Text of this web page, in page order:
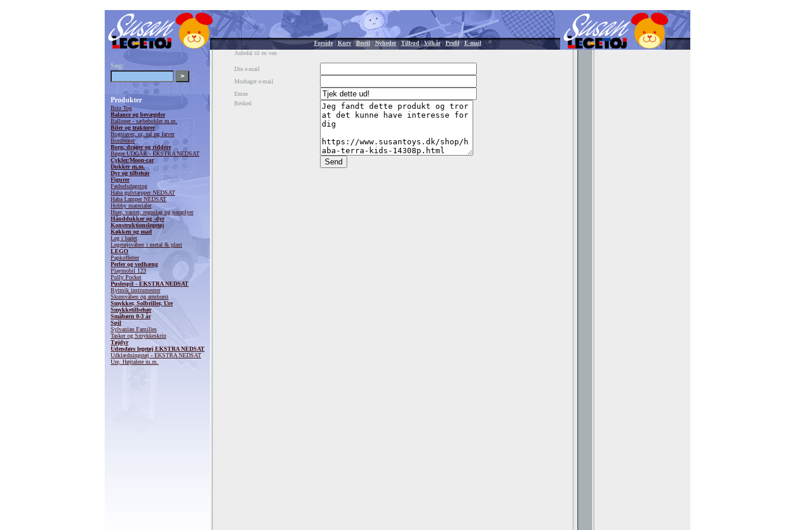
Forside| Kurv| Bestil| Nyheder| Tilbud |Vilkår| Profil| E-mail
Søg:
Produkter
Brio Tog
Balance og bevægelse
Balloner - sæbebobler m.m.
Biler og traktorer
Bogstaver, ur, tal og farver
Bordteater
Borg, drager og riddere
Bøger UDGÅR - EKSTRA NEDSAT
Cykler/Moon-car
Dukker m.m.
Dyr og tilbehør
Figurer
Fødselsdagstog
Haba gulvtæpper NEDSAT
Haba Lamper NEDSAT
Hobby materialer
Huer, vanter, regnslag og paraplyer
Hånddukker og -dyr
Konstruktionslegetøj
Køkken og mad
Leg i badet
Legetøjsvåben i metal & plast
LEGO
Papkufferter
Perler og vedhæng
Playmobil 123
Polly Pocket
Puslespil - EKSTRA NEDSAT
Rytmik instrumenter
Skumvåben og armbrøst
Smykker, Solbriller, Ure
Smykketilbehør
Småbørn 0-3 år
Spil
Sylvanian Families
Tasker og Smykkeskrin
Tøjdyr
Udendørs legetøj EKSTRA NEDSAT
Udklædningstøj - EKSTRA NEDSAT
Ure, Højtalere m.m.
Anbefal til en ven
Din e-mail
Modtager e-mail
Emne
Besked